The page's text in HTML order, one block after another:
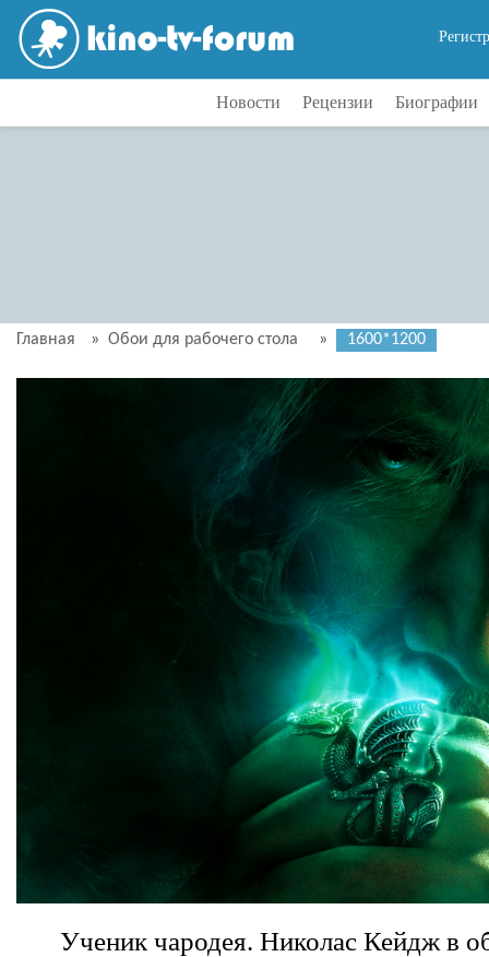
Новости Рецензии Биографии
Главная » Обои для рабочего стола » 1600*1200
Ученик чародея. Николас Кейдж в